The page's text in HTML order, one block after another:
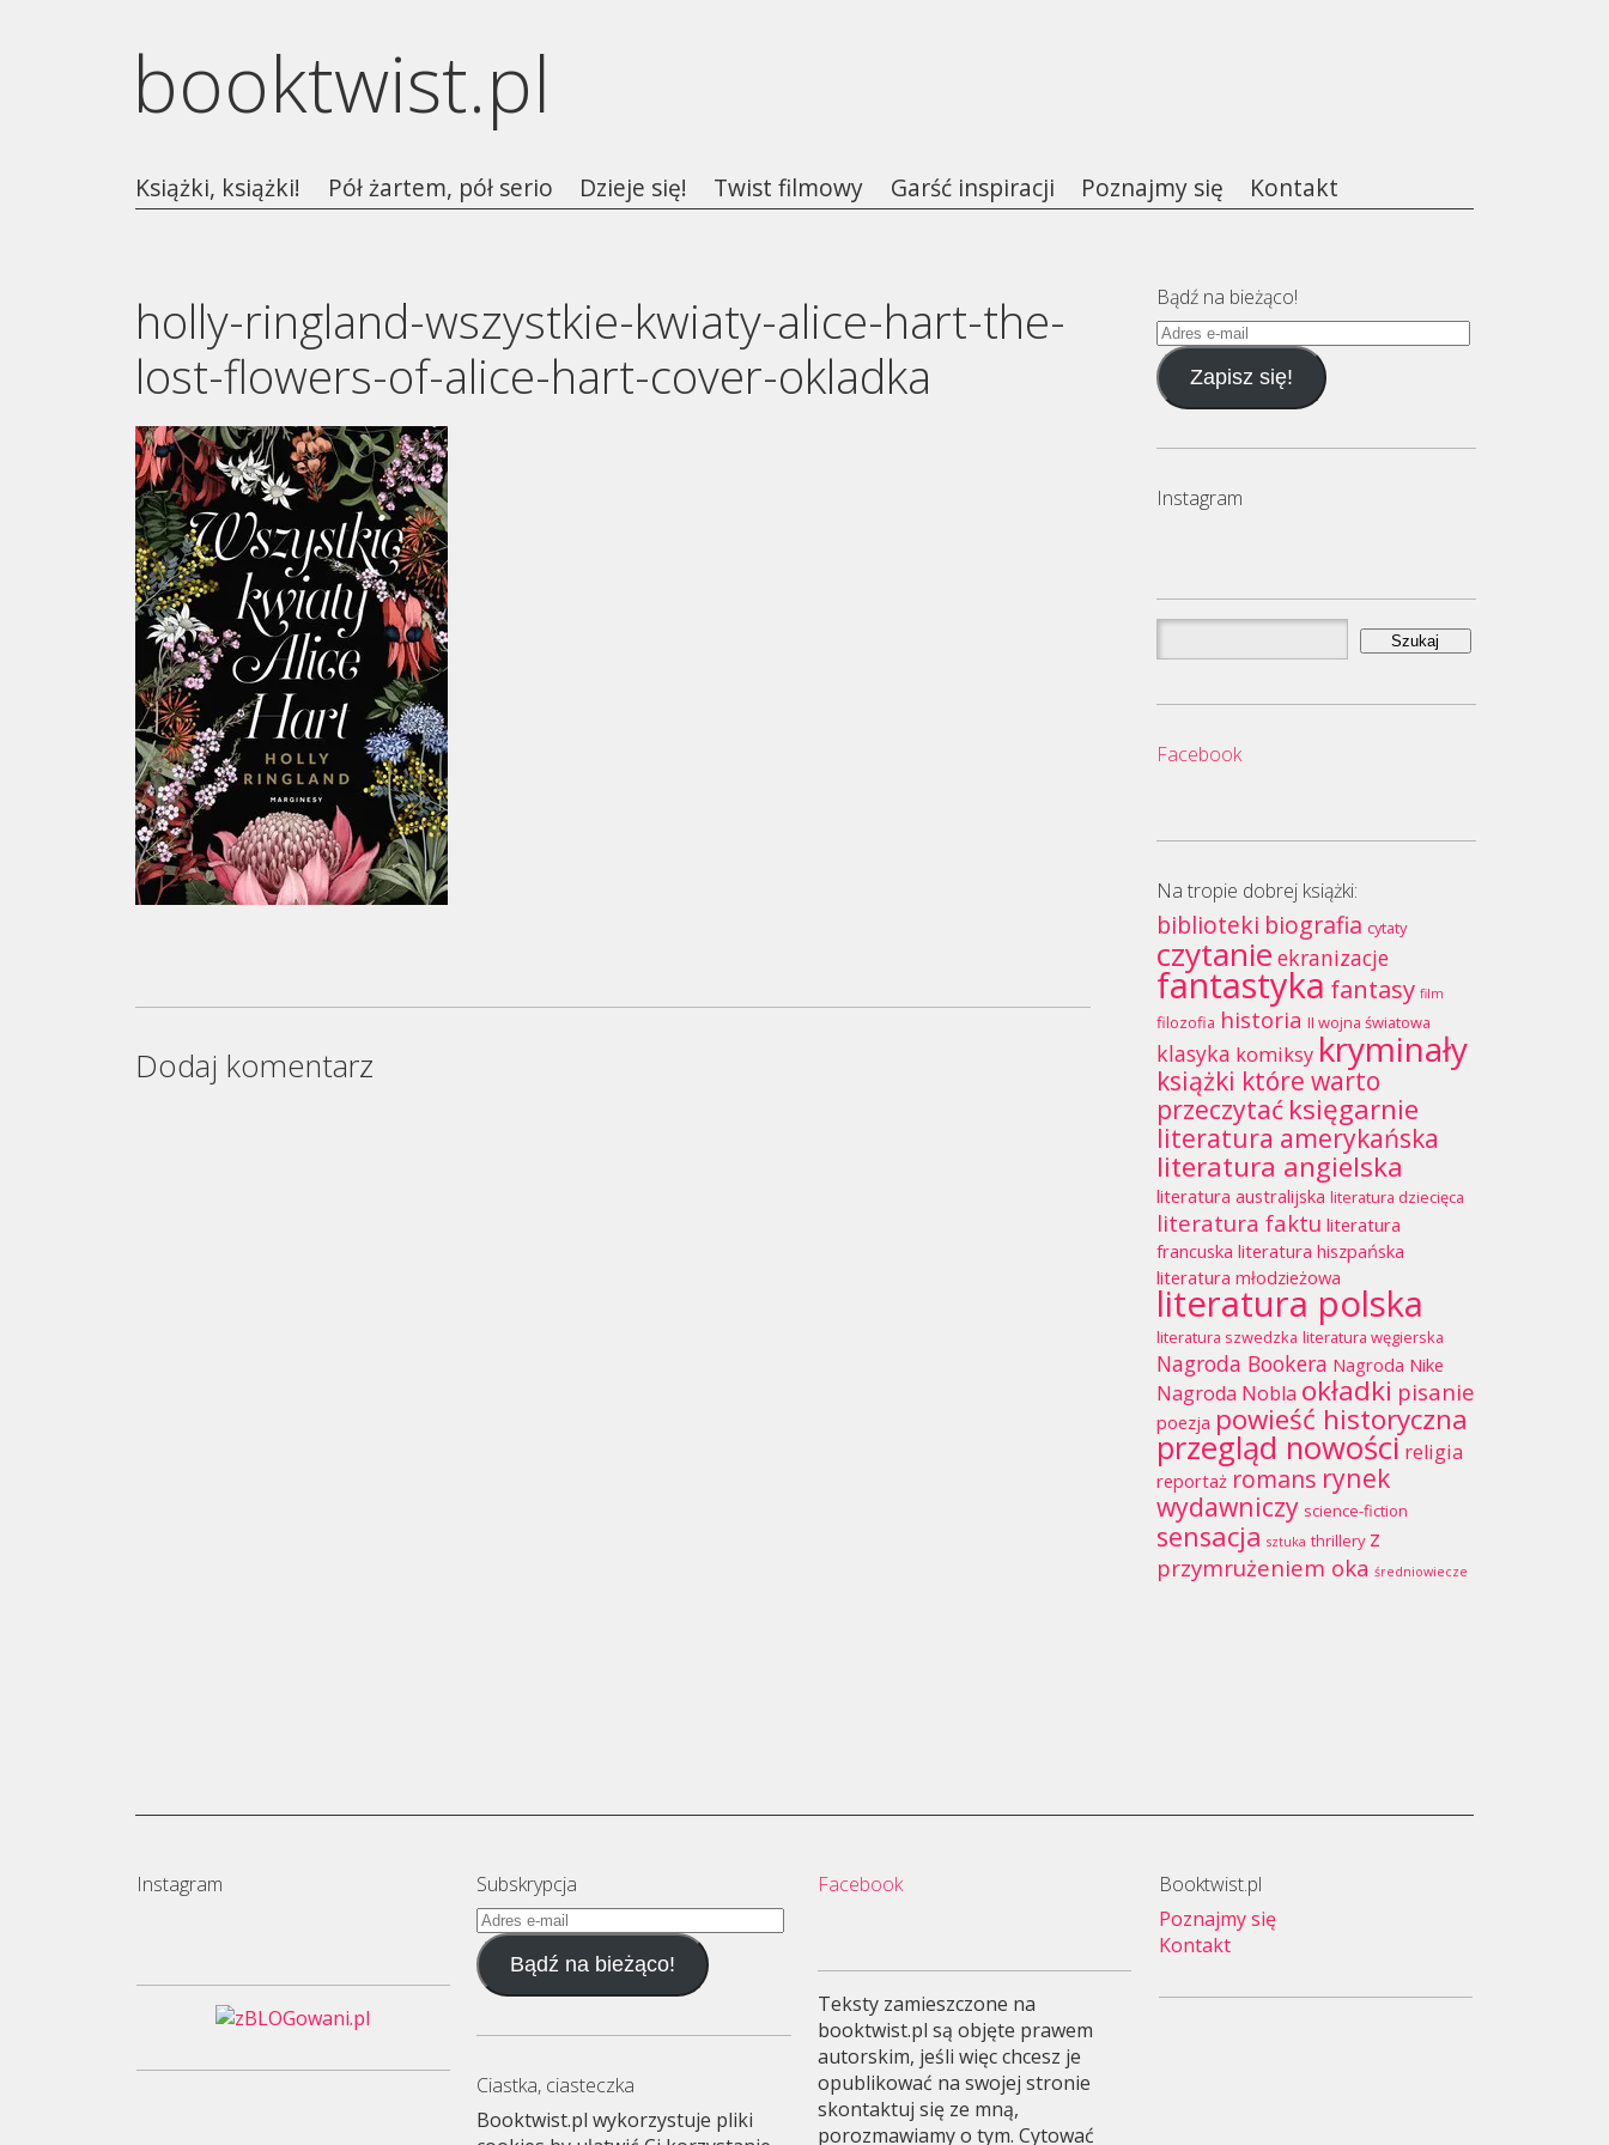
booktwist.pl
Książki, książki! Pół żartem, pół serio Dzieje się! Twist filmowy Garść inspiracji Poznajmy się Kontakt
holly-ringland-wszystkie-kwiaty-alice-hart-the-
lost-flowers-of-alice-hart-cover-okladka
Dodaj komentarz
Bądź na bieżąco!
Adres
e-
mailZapisz się!
Instagram
Szukaj:
Facebook
Na tropie dobrej książki:
biblioteki biografia cytaty
czytanie ekranizacje
fantastyka fantasy film
filozofia historia II wojna światowa
klasyka komiksy kryminały
książki które warto
przeczytać księgarnie
literatura amerykańska
literatura angielska
literatura australijska literatura dziecięca
literatura faktu literatura
francuska literatura hiszpańska
literatura młodzieżowa
literatura polska
literatura szwedzka literatura węgierska
Nagroda Bookera Nagroda Nike
Nagroda Nobla okładki pisanie
poezja powieść historyczna
przegląd nowości religia
reportaż romans rynek
wydawniczy science-fiction
sensacja sztuka thrillery z
przymrużeniem oka średniowiecze
Instagram
Subskrypcja
Adres
e-
mailBądź na bieżąco!
Ciastka, ciasteczka
Booktwist.pl wykorzystuje pliki
Facebook
Teksty zamieszczone na
booktwist.pl są objęte prawem
autorskim, jeśli więc chcesz je
opublikować na swojej stronie
skontaktuj się ze mną,
porozmawiamy o tym. Cytować
Booktwist.pl
Poznajmy się
Kontakt